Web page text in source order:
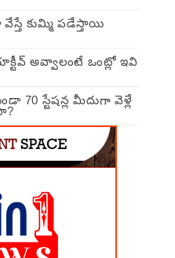
కుమ్మి పడేస్తాయి
అవ్వాలంటే ఒంట్లో ఇవి
70 స్టేషన్ల మీదుగా వెళ్లే